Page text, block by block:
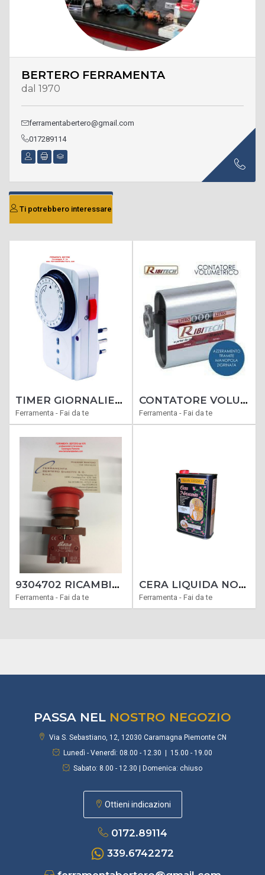
BERTERO FERRAMENTA
dal 1970
ferramentabertero@gmail.com
017289114
Ti potrebbero interessare
TIMER GIORNALIERO VIGOR 24H PRESA 10/16A
Ferramenta - Fai da te
CONTATORE VOLUMETRICO GASOLIO BENZINA CONTALITRI CON AZZERAMENTO
Ferramenta - Fai da te
9304702 RICAMBIO PARANCO PARANCHI VIGOR PULSANTE DI SICUREZZA
Ferramenta - Fai da te
CERA LIQUIDA NOVECENTO TINGENTE MORDENTE NOCE - ANTICHIAZZA LITRI 1 COD. X907
Ferramenta - Fai da te
PASSA NEL NOSTRO NEGOZIO
Via S. Sebastiano, 12, 12030 Caramagna Piemonte CN
Lunedì - Venerdì: 08.00 - 12.30 | 15.00 - 19.00
Sabato: 8.00 - 12.30 | Domenica: chiuso
Ottieni indicazioni
0172.89114
339.6742272